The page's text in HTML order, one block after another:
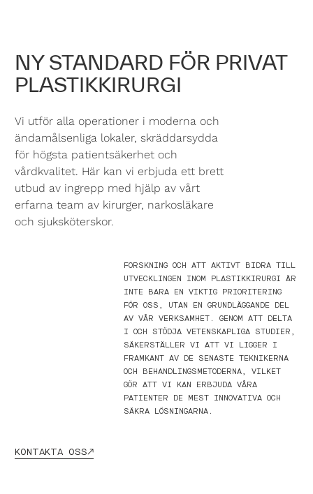
NY STANDARD FÖR PRIVAT
PLASTIKKIRURGI
Vi utför alla operationer i moderna och
ändamålsenliga lokaler, skräddarsydda
för högsta patientsäkerhet och
vårdkvalitet. Här kan vi erbjuda ett brett
utbud av ingrepp med hjälp av vårt
erfarna team av kirurger, narkosläkare
och sjuksköterskor.
FORSKNING OCH ATT AKTIVT BIDRA TILL
UTVECKLINGEN INOM PLASTIKKIRURGI ÄR
INTE BARA EN VIKTIG PRIORITERING
FÖR OSS, UTAN EN GRUNDLÄGGANDE DEL
AV VÅR VERKSAMHET. GENOM ATT DELTA
I OCH STÖDJA VETENSKAPLIGA STUDIER,
SÄKERSTÄLLER VI ATT VI LIGGER I
FRAMKANT AV DE SENASTE TEKNIKERNA
OCH BEHANDLINGSMETODERNA, VILKET
GÖR ATT VI KAN ERBJUDA VÅRA
PATIENTER DE MEST INNOVATIVA OCH
SÄKRA LÖSNINGARNA.
KONTAKTA OSS